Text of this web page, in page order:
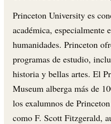
Princeton University es
académica, especialmente
humanidades. Princeton
programas de estudio,
historia y bellas artes. El
Museum alberga más de
los exalumnos de
como F. Scott Fitzgerald,